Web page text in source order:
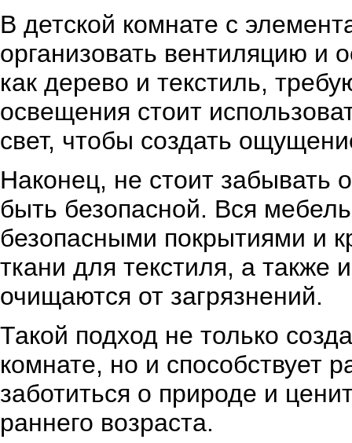
В детской комнате с
организовать вентиляцию
как дерево и текстиль,
освещения стоит
свет, чтобы создать
Наконец, не стоит забывать
быть безопасной. Вся
безопасными покрытиями и
ткани для текстиля, а также
очищаются от загрязнений.
Такой подход не только
комнате, но и способствует
заботиться о природе и
раннего возраста.